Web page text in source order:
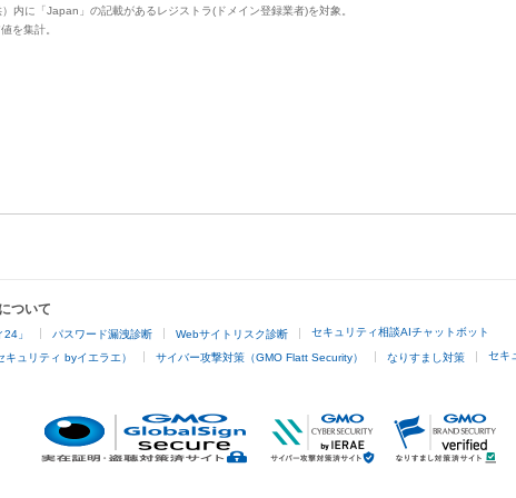
に「Japan」の記載があるレジストラ(ドメイン登録業者)を対象。
を集計。
ついて
」 パスワード漏洩診断 Webサイトリスク診断 セキュリティ相談AIチャットボット
ュリティ byイエラエ） サイバー攻撃対策（GMO Flatt Security） なりすまし対策 セキ